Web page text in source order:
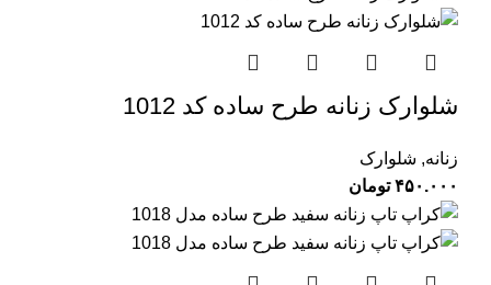
شلوارک زنانه طرح ساده کد 1012
زنانه, شلوارک
۴۵۰.۰۰۰ تومان